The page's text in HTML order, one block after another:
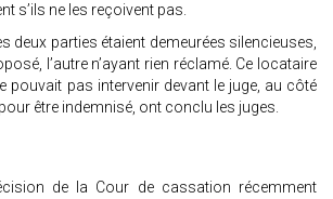
s’ils ne les reçoivent pas.
deux parties étaient demeurées silencieuses,
l’autre n’ayant rien réclamé. Ce locataire
pouvait pas intervenir devant le juge, au côté
être indemnisé, ont conclu les juges.
de la Cour de cassation récemment